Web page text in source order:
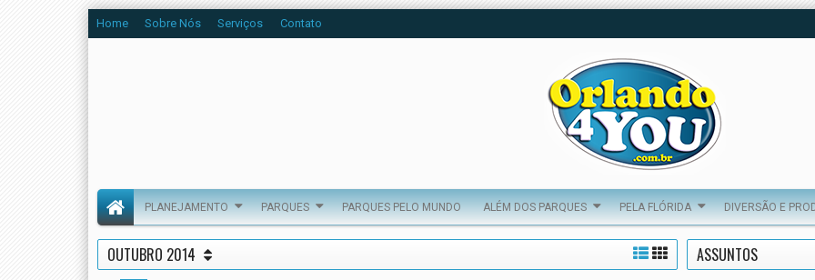
Home Sobre Nós Serviços Contato
PLANEJAMENTO PARQUES PARQUES PELO MUNDO ALÉM DOS PARQUES PELA FLÓRIDA DIVERSÃO E
OUTUBRO 2014 ASSUNTOS